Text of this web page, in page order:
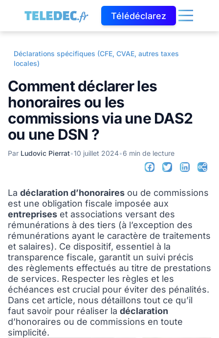
Télédéclarez
Déclarations spécifiques (CFE, CVAE, autres taxes
locales)
Comment déclarer les
honoraires ou les
commissions via une DAS2
ou une DSN ?
Par Ludovic Pierrat•10 juillet 2024•6 min de lecture
La déclaration d’honoraires ou de commissions
est une obligation fiscale imposée aux
entreprises et associations versant des
rémunérations à des tiers (à l’exception des
rémunérations ayant le caractère de traitements
et salaires). Ce dispositif, essentiel à la
transparence fiscale, garantit un suivi précis
des règlements effectués au titre de prestations
de services. Respecter les règles et les
échéances est crucial pour éviter des pénalités.
Dans cet article, nous détaillons tout ce qu’il
faut savoir pour réaliser la déclaration
d’honoraires ou de commissions en toute
simplicité.